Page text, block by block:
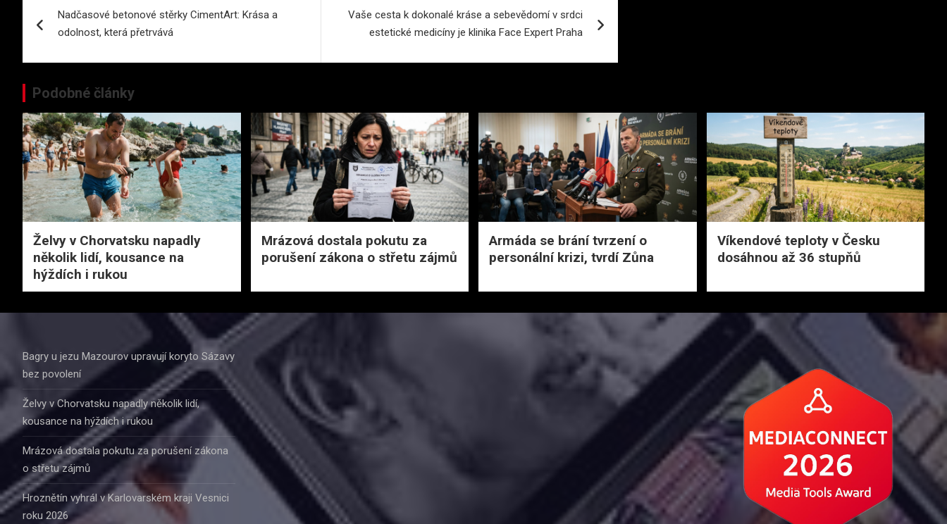
pro
příspěvek
Nadčasové betonové stěrky CimentArt: Krása a
odolnost, která přetrvává
Vaše cesta k dokonalé kráse a sebevědomí v srdci
estetické medicíny je klinika Face Expert Praha
Podobné články
Želvy v Chorvatsku napadly
několik lidí, kousance na
hýždích i rukou
Mrázová dostala pokutu za
porušení zákona o střetu zájmů
Armáda se brání tvrzení o
personální krizi, tvrdí Zůna
Víkendové teploty v Česku
dosáhnou až 36 stupňů
Bagry u jezu Mazourov upravují koryto Sázavy
bez povolení
Želvy v Chorvatsku napadly několik lidí,
kousance na hýždích i rukou
Mrázová dostala pokutu za porušení zákona
o střetu zájmů
Hroznětín vyhrál v Karlovarském kraji Vesnici
roku 2026